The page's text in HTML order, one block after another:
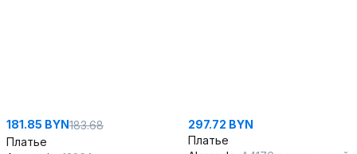
181.85 BYN183.68
Платье
297.72 BYN
Платье